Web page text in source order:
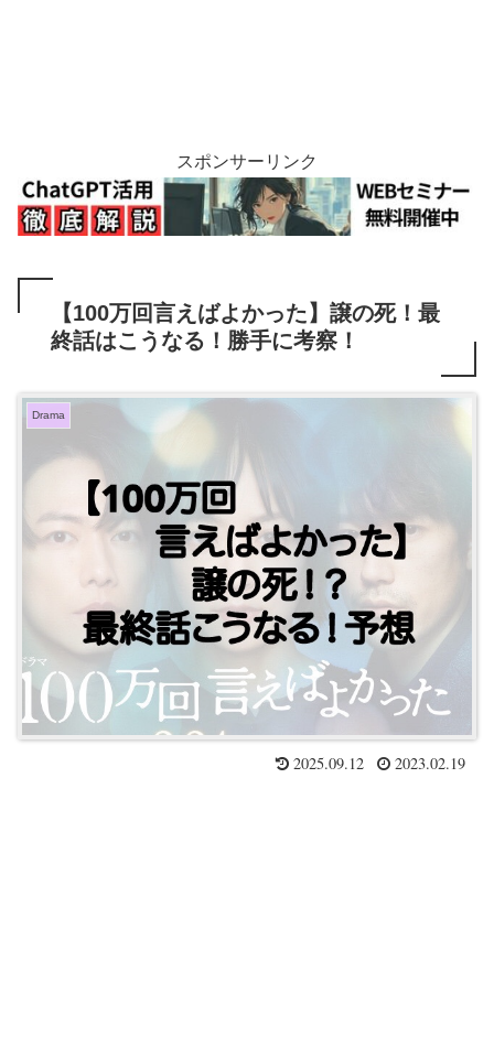
スポンサーリンク
【100万回言えばよかった】譲の死！最
終話はこうなる！勝手に考察！
Drama
2025.09.12 2023.02.19